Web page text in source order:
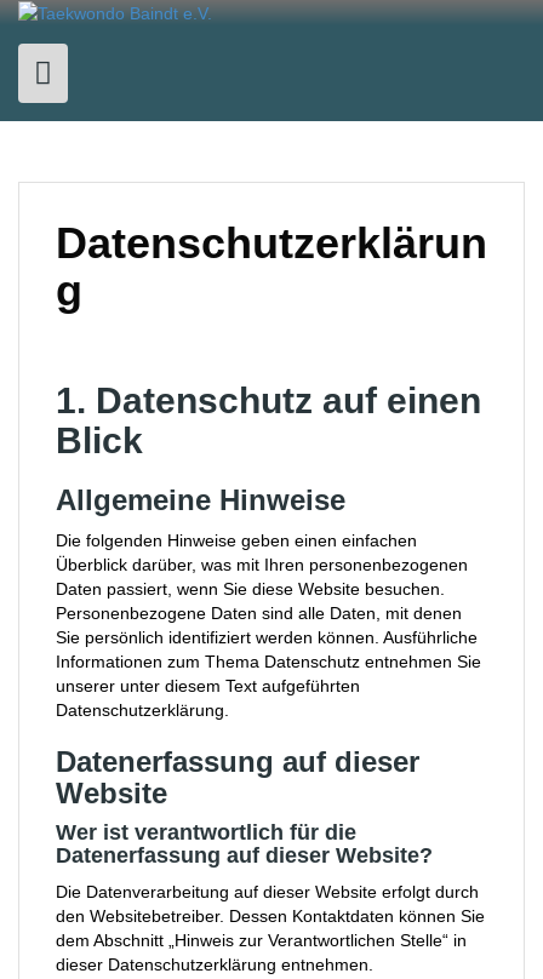
Skip
content
Datenschutzerklärun
g
1. Datenschutz auf einen
Blick
Allgemeine Hinweise
Die folgenden Hinweise geben einen einfachen
Überblick darüber, was mit Ihren personenbezogenen
Daten passiert, wenn Sie diese Website besuchen.
Personenbezogene Daten sind alle Daten, mit denen
Sie persönlich identifiziert werden können. Ausführliche
Informationen zum Thema Datenschutz entnehmen Sie
unserer unter diesem Text aufgeführten
Datenschutzerklärung.
Datenerfassung auf dieser
Website
Wer ist verantwortlich für die
Datenerfassung auf dieser Website?
Die Datenverarbeitung auf dieser Website erfolgt durch
den Websitebetreiber. Dessen Kontaktdaten können Sie
dem Abschnitt „Hinweis zur Verantwortlichen Stelle“ in
dieser Datenschutzerklärung entnehmen.